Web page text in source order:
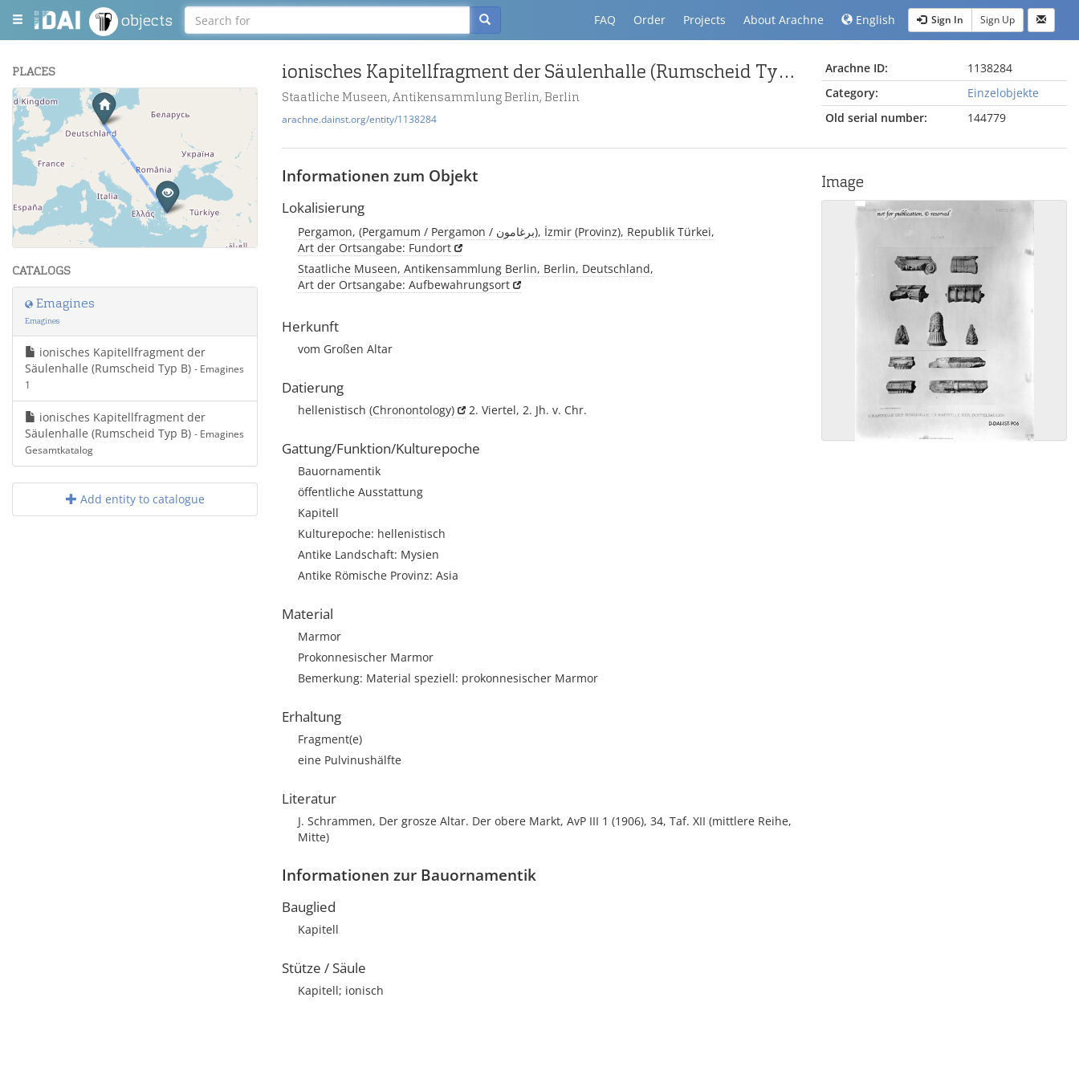
objects FAQ Order Projects About Arachne English Sign In Sign Up
PLACES
+
−
Leaflet OpenStreetMap
CATALOGS
Emagines
Emagines
ionisches Kapitellfragment der
Säulenhalle (Rumscheid Typ B) - Emagines
1
ionisches Kapitellfragment der
Säulenhalle (Rumscheid Typ B) - Emagines
Gesamtkatalog
Add entity to catalogue
ionisches Kapitellfragment der Säulenhalle (Rumscheid Typ B)
Staatliche Museen, Antikensammlung Berlin, Berlin
arachne.dainst.org/entity/1138284
Arachne ID:
1138284
Category:
Einzelobjekte
Old serial number:
144779
Informationen zum Objekt
Lokalisierung
Pergamon, (Pergamum / Pergamon / برغامون), İzmir (Provinz), Republik Türkei,
Art der Ortsangabe: Fundort
Staatliche Museen, Antikensammlung Berlin, Berlin, Deutschland,
Art der Ortsangabe: Aufbewahrungsort
Herkunft
vom Großen Altar
Datierung
hellenistisch (Chronontology) 2. Viertel, 2. Jh. v. Chr.
Gattung/Funktion/Kulturepoche
Bauornamentik
öffentliche Ausstattung
Kapitell
Kulturepoche: hellenistisch
Antike Landschaft: Mysien
Antike Römische Provinz: Asia
Material
Marmor
Prokonnesischer Marmor
Bemerkung: Material speziell: prokonnesischer Marmor
Erhaltung
Fragment(e)
eine Pulvinushälfte
Literatur
J. Schrammen, Der grosze Altar. Der obere Markt, AvP III 1 (1906), 34, Taf. XII (mittlere Reihe,
Mitte)
Informationen zur Bauornamentik
Bauglied
Kapitell
Stütze / Säule
Kapitell; ionisch
Image